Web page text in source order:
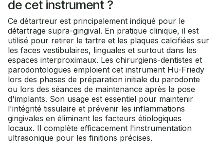
de cet instrument ?
Ce détartreur est principalement indiqué pour le
détartrage supra-gingival. En pratique clinique, il est
utilisé pour retirer le tartre et les plaques calcifiées sur
les faces vestibulaires, linguales et surtout dans les
espaces interproximaux. Les chirurgiens-dentistes et
parodontologues emploient cet instrument Hu-Friedy
lors des phases de préparation initiale du parodonte
ou lors des séances de maintenance après la pose
d'implants. Son usage est essentiel pour maintenir
l'intégrité tissulaire et prévenir les inflammations
gingivales en éliminant les facteurs étiologiques
locaux. Il complète efficacement l'instrumentation
ultrasonique pour les finitions précises.